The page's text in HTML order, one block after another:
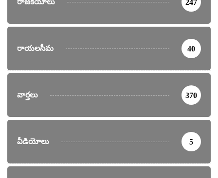
రాజకీయాలు 247
రాయలసీమ 40
వార్తలు 370
వీడియోలు 5